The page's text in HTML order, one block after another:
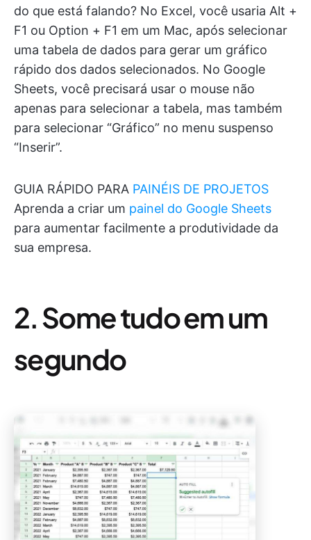
do que está falando? No Excel, você usaria Alt +
F1 ou Option + F1 em um Mac, após selecionar
uma tabela de dados para gerar um gráfico
rápido dos dados selecionados. No Google
Sheets, você precisará usar o mouse não
apenas para selecionar a tabela, mas também
para selecionar “Gráfico” no menu suspenso
“Inserir”.
GUIA RÁPIDO PARA PAINÉIS DE PROJETOS
Aprenda a criar um painel do Google Sheets
para aumentar facilmente a produtividade da
sua empresa.
2. Some tudo em um
segundo